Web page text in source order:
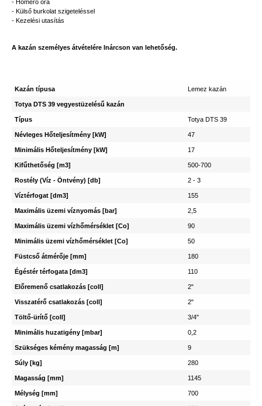
- Hőmérő óra
- Külső burkolat szigeteléssel
- Kezelési utasítás
A kazán személyes átvételére Inárcson van lehetőség.
Kazán típusa Lemez kazán
Totya DTS 39 vegyestüzelésű kazán
Típus Totya DTS 39
Névleges Hőteljesítmény [kW] 47
Minimális Hőteljesítmény [kW] 17
Kifűthetőség [m3] 500-700
Rostély (Víz - Öntvény) [db] 2 - 3
Víztérfogat [dm3] 155
Maximális üzemi víznyomás [bar] 2,5
Maximális üzemi vízhőmérséklet [Co] 90
Minimális üzemi vízhőmérséklet [Co] 50
Füstcső átmérője [mm] 180
Égéstér térfogata [dm3] 110
Előremenő csatlakozás [coll] 2"
Visszatérő csatlakozás [coll] 2"
Töltő-ürítő [coll] 3/4"
Minimális huzatigény [mbar] 0,2
Szükséges kémény magasság [m] 9
Súly [kg] 280
Magasság [mm] 1145
Mélység [mm] 700